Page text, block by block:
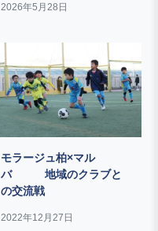
2026年5月28日
モラージュ柏×マル
バ 地域のクラブと
の交流戦
2022年12月27日